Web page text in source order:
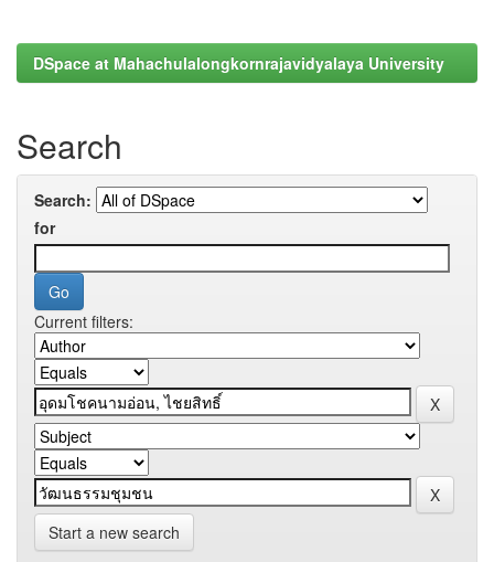
DSpace at Mahachulalongkornrajavidyalaya University
Search
Search:
for
Current filters:
Start a new search